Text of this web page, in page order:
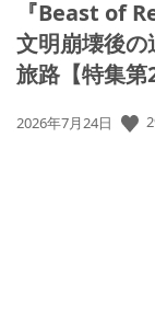
『Beast of
文明崩壊後
旅路【特集第2
公
2026年7月24日